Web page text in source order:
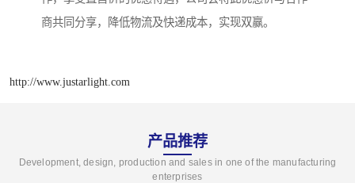
商共同分享，降低物流及快递成本，实现双赢。
http://www.justarlight.com
产品推荐
Development, design, production and sales in one of the manufacturing
enterprises